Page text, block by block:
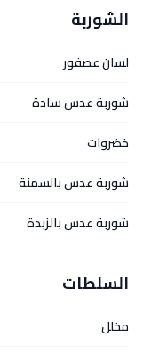
الشوربة
لسان عصفور
شوربة عدس سادة
خضروات
شوربة عدس بالسمنة
شوربة عدس بالزبدة
السلطات
مخلل